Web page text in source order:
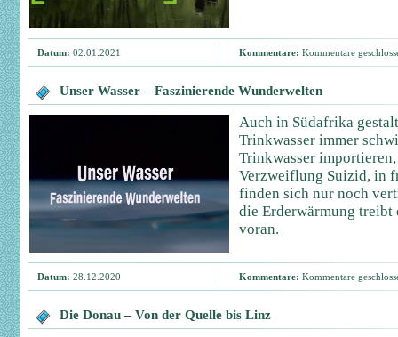
Datum: 02.01.2021 Kommentare: Kommentare
Unser Wasser – Faszinierende Wunderwelten
Auch in Südafrika
Trinkwasser immer
Trinkwasser
Verzweiflung Suizid, in
finden sich nur noch
die Erderwärmung
voran.
Datum: 28.12.2020 Kommentare: Kommentare
Die Donau – Von der Quelle bis Linz